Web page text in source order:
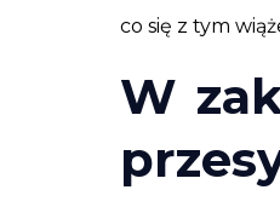
co się z tym
W